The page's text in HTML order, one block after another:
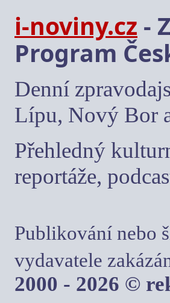
i-noviny.cz -
Program
Denní
Lípu, Nový Bor
Přehledný
reportáže,
Publikování nebo
vydavatele
2000 - 2026 ©